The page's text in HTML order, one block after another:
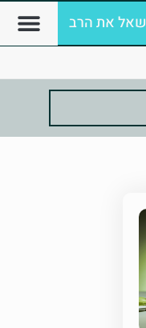
שאל את הרב